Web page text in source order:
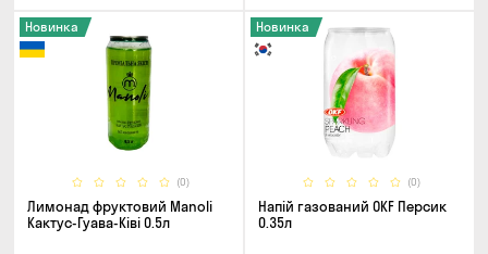
(0)
Новинка
Лимонад фруктовий Manoli
Кактус-Гуава-Ківі 0.5л
(0)
Новинка
Напій газований OKF Персик
0.35л